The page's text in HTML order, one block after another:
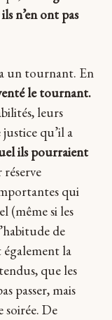
n’en ont pas
un tournant. En
le tournant.
leurs
justice qu’il a
ils pourraient
qui
(même si les
de
également la
que les
passer, mais
soirée. De